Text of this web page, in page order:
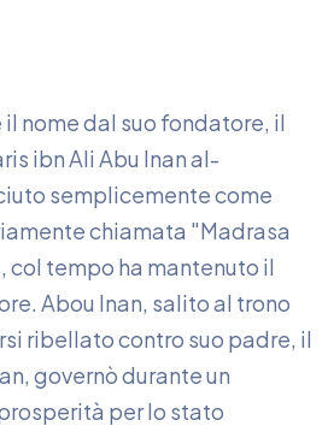
nome dal suo fondatore, il
ibn Ali Abu Inan al-
semplicemente come
chiamata "Madrasa
tempo ha mantenuto il
Abou Inan, salito al trono
ribellato contro suo padre, il
governò durante un
per lo stato